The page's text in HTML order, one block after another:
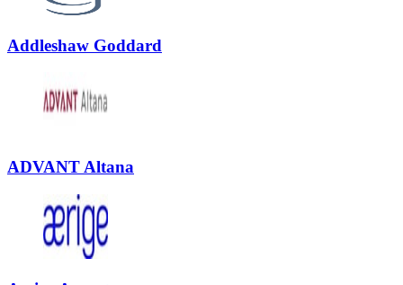
Addleshaw Goddard
ADVANT Altana